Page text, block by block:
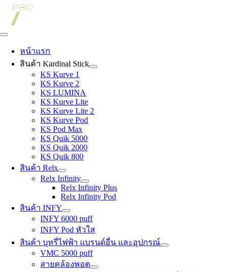
Skip
content
Toggle
Navigation
หน้าแรก
สินค้า Kardinal Stick
KS Kurve 1
KS Kurve 2
KS LUMINA
KS Kurve Lite
KS Kurve Lite 2
KS Kurve Pod
KS Pod Max
KS Quik 5000
KS Quik 2000
KS Quik 800
สินค้า Relx
Relx Infinity
Relx Infinity Plus
Relx Infinity Pod
สินค้า INFY
INFY 6000 puff
INFY Pod หัวใส
สินค้า บุหรี่ไฟฟ้า แบรนด์อื่น และอุปกรณ์
VMC 5000 puff
สายคล้องพอต